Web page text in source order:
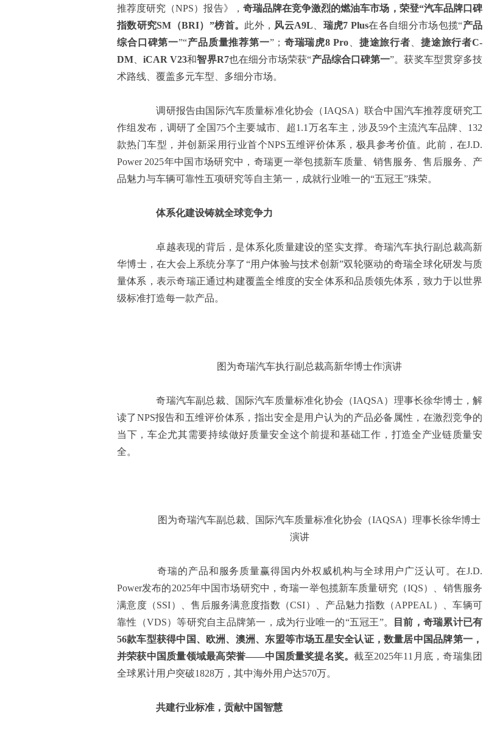
推荐度研究（NPS）报告》， 奇瑞品牌在竞争激烈的燃油车市场， 荣登“汽车品牌口碑
指数研究SM（BRI） ”榜首。 此外， 风云A9L 瑞虎7 Plus在各自细分市场包揽“产品
综合口碑第一”“产品质量推荐第一”； 奇瑞瑞虎8 Pro、 捷途旅行者 捷途旅行者C-
DM 、iCAR V23和智界R7也在细分市场荣获“产品综合口碑第一”。获奖车型贯穿多技
术路线、覆盖多元车型、多细分市场。
调研报告由国际汽车质量标准化协会（IAQSA）联合中国汽车推荐度研究工
作组发布，调研了全国75个主要城市、超1.1万名车主，涉及59个主流汽车品牌、132
款热门车型，并创新采用行业首个NPS五维评价体系，极具参考价值。此前，在J.D.
Power 2025年中国市场研究中，奇瑞更一举包揽新车质量、销售服务、售后服务、产
品魅力与车辆可靠性五项研究等自主第一，成就行业唯一的“五冠王”殊荣。
体系化建设铸就全球竞争力
卓越表现的背后，是体系化质量建设的坚实支撑。奇瑞汽车执行副总裁高新
华博士，在大会上系统分享了“用户体验与技术创新”双轮驱动的奇瑞全球化研发与质
量体系，表示奇瑞正通过构建覆盖全维度的安全体系和品质领先体系，致力于以世界
级标准打造每一款产品。
图为奇瑞汽车执行副总裁高新华博士作演讲
奇瑞汽车副总裁、国际汽车质量标准化协会（IAQSA）理事长徐华博士，解
读了NPS报告和五维评价体系，指出安全是用户认为的产品必备属性，在激烈竞争的
当下，车企尤其需要持续做好质量安全这个前提和基础工作，打造全产业链质量安
全。
图为奇瑞汽车副总裁、国际汽车质量标准化协会（IAQSA）理事长徐华博士
演讲
奇瑞的产品和服务质量赢得国内外权威机构与全球用户广泛认可。在J.D.
Power发布的2025年中国市场研究中，奇瑞一举包揽新车质量研究（IQS）、销售服务
满意度（SSI）、售后服务满意度指数（CSI）、产品魅力指数（APPEAL）、车辆可
靠性（VDS）等研究自主品牌第一，成为行业唯一的“五冠王”。
目前 ，奇瑞累计已有
56款车型获得中国、 欧洲、澳洲、 东盟等市场五星安全认证，数量居中国品牌第一 ，
并荣获中国质量领域最高荣誉——中国质量奖提名奖。截至2025年11月底，奇瑞集团
全球累计用户突破1828万，其中海外用户达570万。
共建行业标准，贡献中国智慧